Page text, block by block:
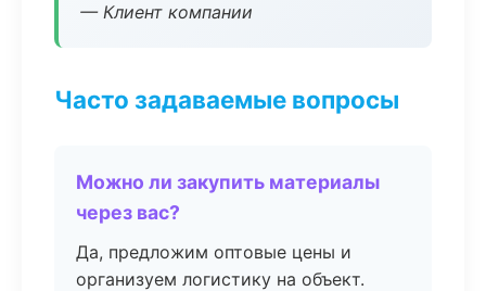
— Клиент компании
Часто задаваемые вопросы
Можно ли закупить материалы
через вас?
Да, предложим оптовые цены и
организуем логистику на объект.